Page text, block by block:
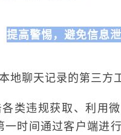
提高警惕，避免信息
地聊天记录的第三方
类违规获取、利用
时间通过客户端进